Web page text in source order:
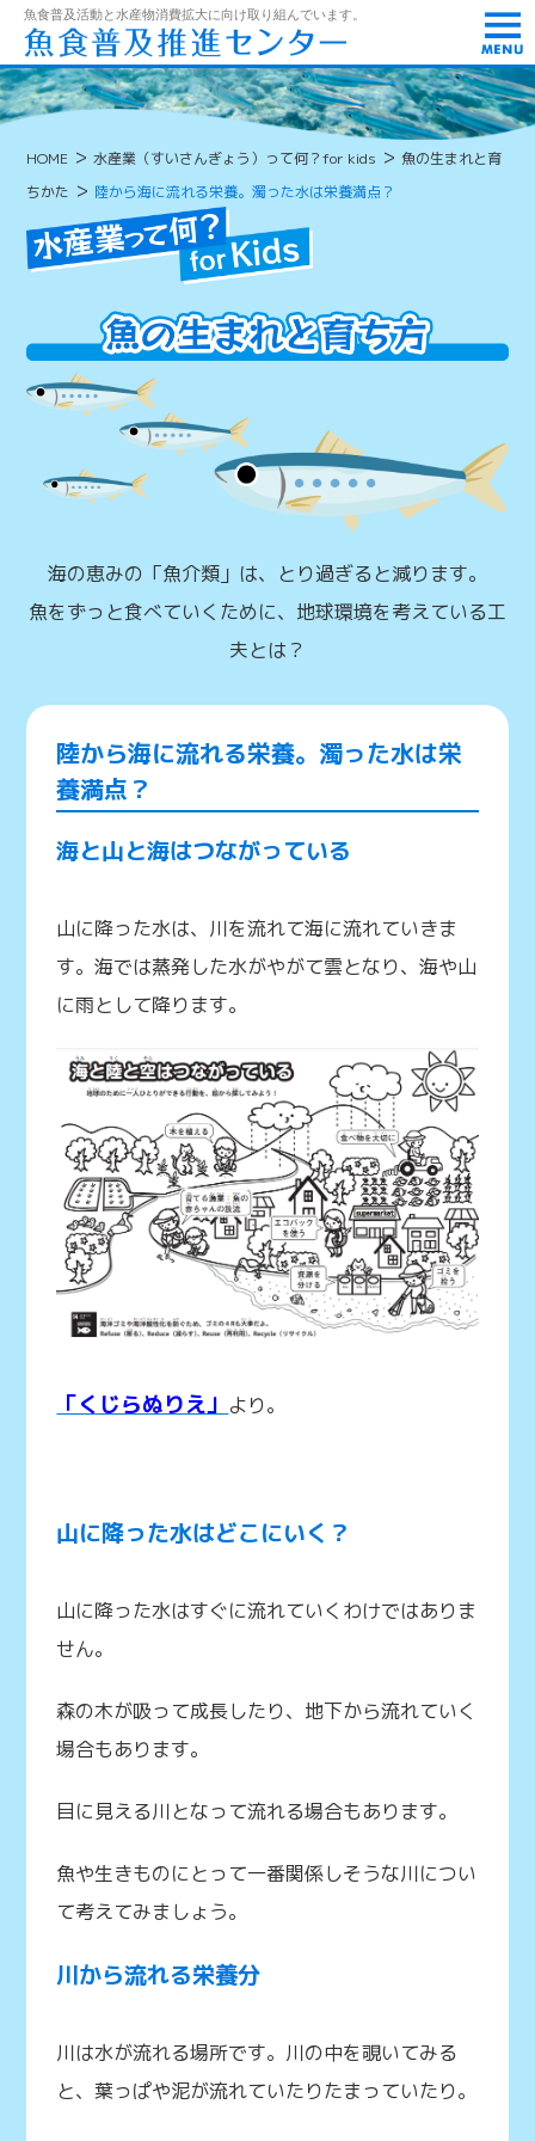
魚食普及活動と水産物消費拡大に向け取り組んでいます。
t
o
g
g
l
e
n
HOME >水産業（すいさんぎょう）って何？for kids >魚の生まれと育
ちかた > 陸から海に流れる栄養。濁った水は栄養満点？
海の恵みの「魚介類」は、とり過ぎると減ります。
魚をずっと食べていくために、地球環境を考えている工
夫とは？
陸から海に流れる栄養。濁った水は栄
養満点？
海と山と海はつながっている
山に降った水は、川を流れて海に流れていきま
す。海では蒸発した水がやがて雲となり、海や山
に雨として降ります。
「くじらぬりえ」 より。
山に降った水はどこにいく？
山に降った水はすぐに流れていくわけではありま
せん。
森の木が吸って成長したり、地下から流れていく
場合もあります。
目に見える川となって流れる場合もあります。
魚や生きものにとって一番関係しそうな川につい
て考えてみましょう。
川から流れる栄養分
川は水が流れる場所です。川の中を覗いてみる
と、葉っぱや泥が流れていたりたまっていたり。